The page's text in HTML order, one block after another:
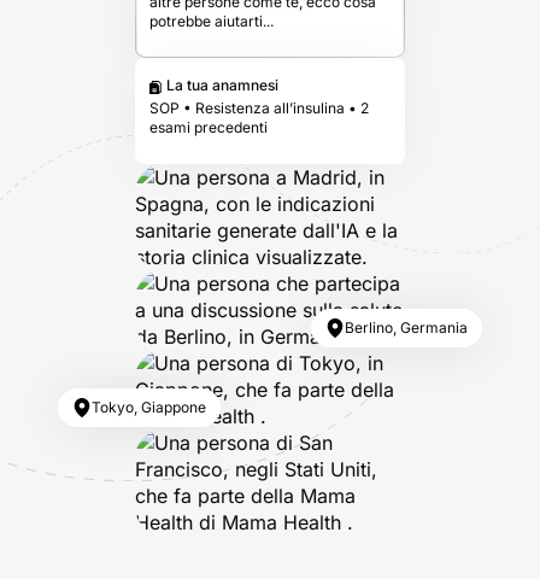
potrebbe aiutarti...
La tua anamnesi
SOP • Resistenza all’insulina • 2
esami precedenti
Berlino, Germania
Tokyo, Giappone